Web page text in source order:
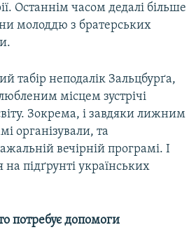
Останнім часом дедалі більше
молоддю з братерських
табір неподалік Зальцбурґа,
місцем зустрічі
Зокрема, і завдяки лижним
організували, та
вечірній програмі. І
на підґрунті українських
потребує допомоги